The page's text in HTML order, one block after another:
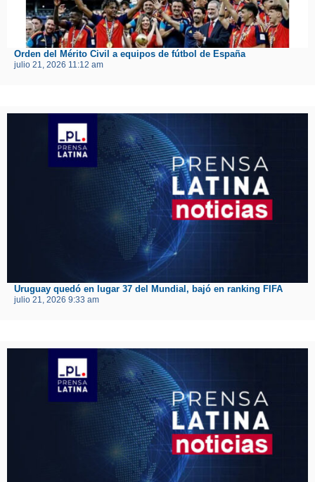
Orden del Mérito Civil a equipos de fútbol de España
julio 21, 2026 11:12 am
Uruguay quedó en lugar 37 del Mundial, bajó en ranking FIFA
julio 21, 2026 9:33 am